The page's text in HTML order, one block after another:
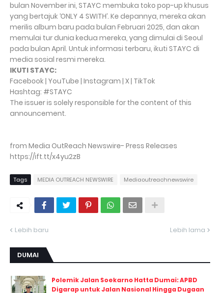
bulan November ini, STAYC membuka toko pop-up khusus
yang bertajuk ‘ONLY 4 SWITH’. Ke depannya, mereka akan
merilis album baru pada bulan Februari 2025, dan akan
memulai tur dunia kedua mereka, yang dimulai di Seoul
pada bulan April. Untuk informasi terbaru, ikuti STAYC di
media sosial resmi mereka.
IKUTI STAYC:
Facebook | YouTube | Instagram | X | TikTok
Hashtag: #STAYC
The issuer is solely responsible for the content of this
announcement.
from Media OutReach Newswire- Press Releases
https://ift.tt/x4yu2zB
Tags MEDIA OUTREACH NEWSWIRE Mediaoutreachnewswire
Lebih baru Lebih lama
DUMAI
Polemik Jalan Soekarno Hatta Dumai: APBD
Digarap untuk Jalan Nasional Hingga Dugaan